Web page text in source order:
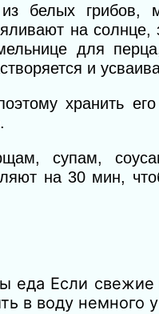
белых грибов,
на
для
и
хранить
супам,
на 30 мин,
еда Если свежие
в воду немного